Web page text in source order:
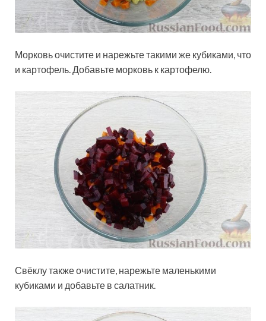
Морковь очистите и нарежьте такими же кубиками, что
и картофель. Добавьте морковь к картофелю.
Свёклу также очистите, нарежьте маленькими
кубиками и добавьте в салатник.